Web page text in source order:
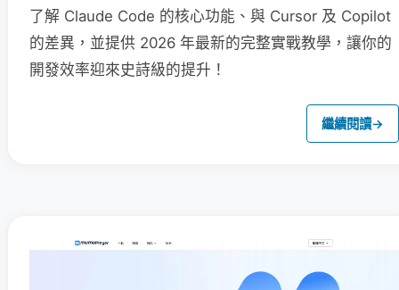
了解 Claude Code 的核心功能、與 Cursor 及 Copilot
的差異，並提供 2026 年最新的完整實戰教學，讓你的
開發效率迎來史詩級的提升！
繼續閱讀→